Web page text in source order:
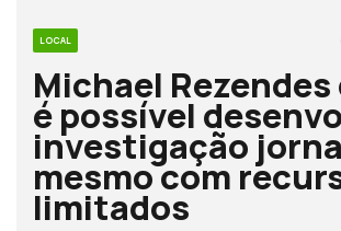
LOCAL
Michael
é possível
investigação
mesmo com
limitados